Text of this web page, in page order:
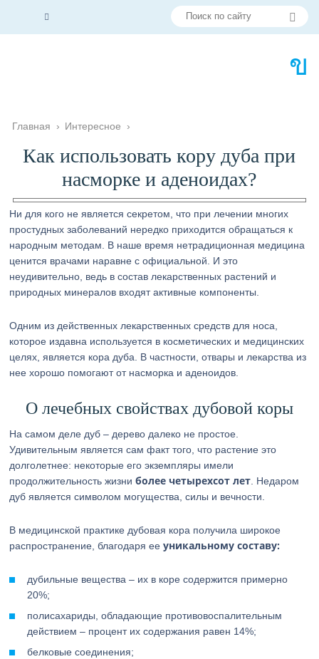
Главная › Интересное ›
Как использовать кору дуба при
насморке и аденоидах?
Ни для кого не является секретом, что при лечении многих
простудных заболеваний нередко приходится обращаться к
народным методам. В наше время нетрадиционная медицина
ценится врачами наравне с официальной. И это
неудивительно, ведь в состав лекарственных растений и
природных минералов входят активные компоненты.
Одним из действенных лекарственных средств для носа,
которое издавна используется в косметических и медицинских
целях, является кора дуба. В частности, отвары и лекарства из
нее хорошо помогают от насморка и аденоидов.
О лечебных свойствах дубовой коры
На самом деле дуб – дерево далеко не простое.
Удивительным является сам факт того, что растение это
долголетнее: некоторые его экземпляры имели
продолжительность жизниболее четырехсот лет . Недаром
дуб является символом могущества, силы и вечности.
В медицинской практике дубовая кора получила широкое
распространение, благодаря ееуникальному составу:
дубильные вещества – их в коре содержится примерно
20%;
полисахариды, обладающие противовоспалительным
действием – процент их содержания равен 14%;
белковые соединения;